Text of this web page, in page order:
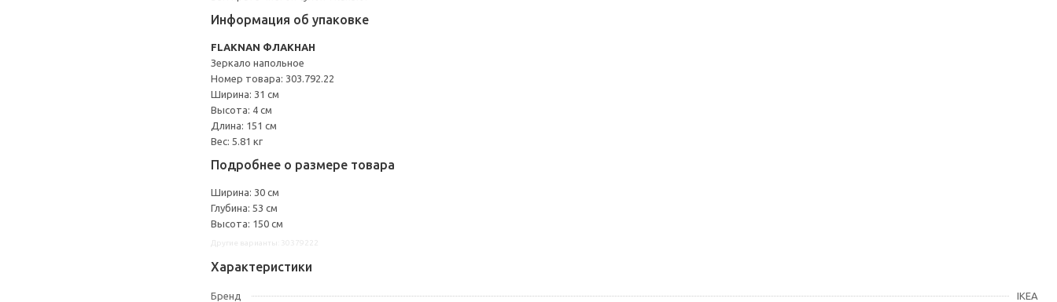
Информация об упаковке
FLAKNAN ФЛАКНАН
Зеркало напольное
Номер товара: 303.792.22
Ширина: 31 см
Высота: 4 см
Длина: 151 см
Вес: 5.81 кг
Подробнее о размере товара
Ширина: 30 см
Глубина: 53 см
Высота: 150 см
Характеристики
Бренд
IKEA